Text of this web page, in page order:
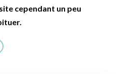
cependant un peu